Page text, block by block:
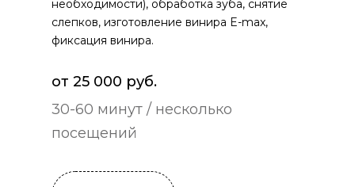
необходимости), обработка зуба, снятие
слепков, изготовление винира E-max,
фиксация винира.
от 25 000 руб.
30-60 минут / несколько
посещений